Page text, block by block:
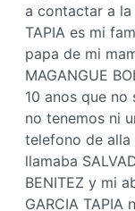
a contactar a la
TAPIA es mi
papa de mi
MAGANGUE
10 anos que
no tenemos ni
telefono de alla
llamaba
BENITEZ y mi
GARCIA TAPIA